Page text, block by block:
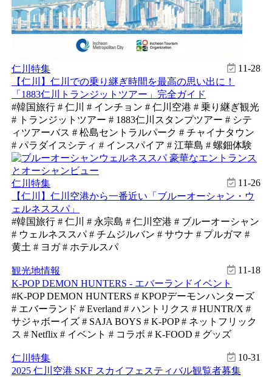
仁川特集
11-28
【仁川】仁川での乗り継ぎ時間を最高の思い出に！
「1883仁川トランジットツアー」完全ガイド
#韓国旅行 # 仁川 # インチョン # 仁川空港 # 乗り継ぎ観光
# トランジットツアー # 1883仁川スタンプツアー # シテ
ィツアーバス # 松島セントラルパーク # チャイナタウン
# パラダイスシティ # インスパイア # 江華島 # 螺鈿体験
仁川特集
11-26
【仁川】仁川空港から一番近い「ブルーオーシャン・ウ
ェルネススパ」
#韓国旅行 # 仁川 # 永宗島 # 仁川空港 # ブルーオーシャン
# ウェルネススパ # チムジルバン # サウナ # プルガマ #
黄土 # ヨガ # ホテルスパ
観光地情報
11-18
K-POP DEMON HUNTERS - エバーランドイベント
#K-POP DEMON HUNTERS # KPOPデーモンハンターズ
# エバーランド # Everland # ハントリクス # HUNTR/X #
サジャボーイズ # SAJA BOYS # K-POP # ネットフリック
ス # Netflix # イベント # コラボ # K-FOOD # グッズ
仁川特集
10-31
2025 仁川空港 SKF スカイフェスティバル観覧者募集